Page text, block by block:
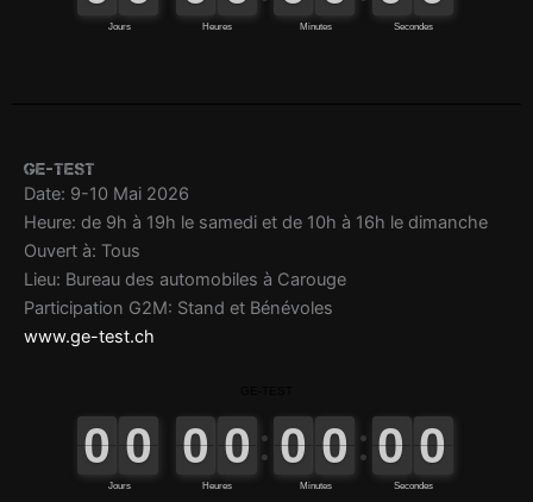
GE-TEST
Date: 9-10 Mai 2026
Heure: de 9h à 19h le samedi et de 10h à 16h le dimanche
Ouvert à: Tous
Lieu: Bureau des automobiles à Carouge
Participation G2M: Stand et Bénévoles
www.ge-test.ch